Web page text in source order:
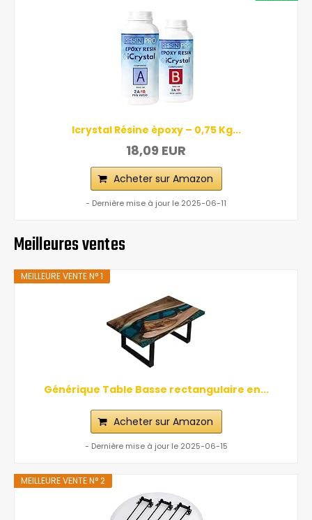
Icrystal Résine èpoxy – 0,75 Kg...
18,09 EUR
Acheter sur Amazon
- Dernière mise à jour le 2025-06-11
Meilleures ventes
MEILLEURE VENTE N° 1
Générique Table Basse rectangulaire en...
Acheter sur Amazon
- Dernière mise à jour le 2025-06-15
MEILLEURE VENTE N° 2